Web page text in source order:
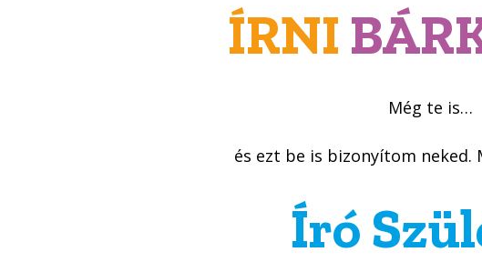
ÍRNI
Még te is…
és ezt be is bizonyítom neked.
Író